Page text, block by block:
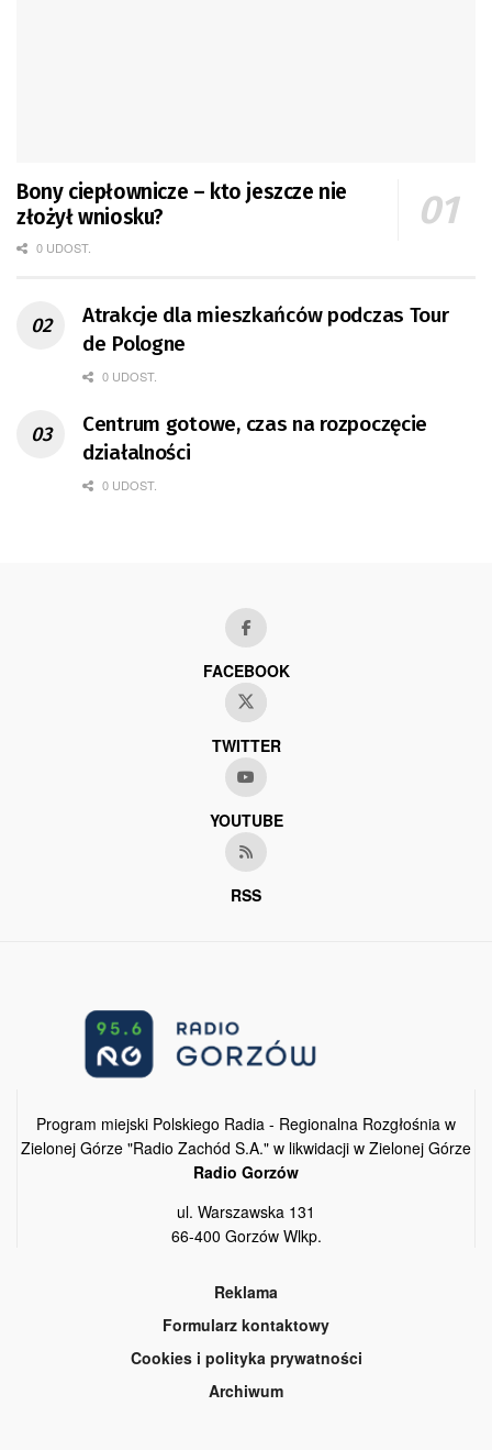
Bony ciepłownicze – kto jeszcze nie
złożył wniosku?
0 UDOST.
Atrakcje dla mieszkańców podczas Tour
de Pologne
0 UDOST.
Centrum gotowe, czas na rozpoczęcie
działalności
0 UDOST.
FACEBOOK
TWITTER
YOUTUBE
RSS
Program miejski Polskiego Radia - Regionalna Rozgłośnia w
Zielonej Górze "Radio Zachód S.A." w likwidacji w Zielonej Górze
Radio Gorzów
ul. Warszawska 131
66-400 Gorzów Wlkp.
Reklama
Formularz kontaktowy
Cookies i polityka prywatności
Archiwum